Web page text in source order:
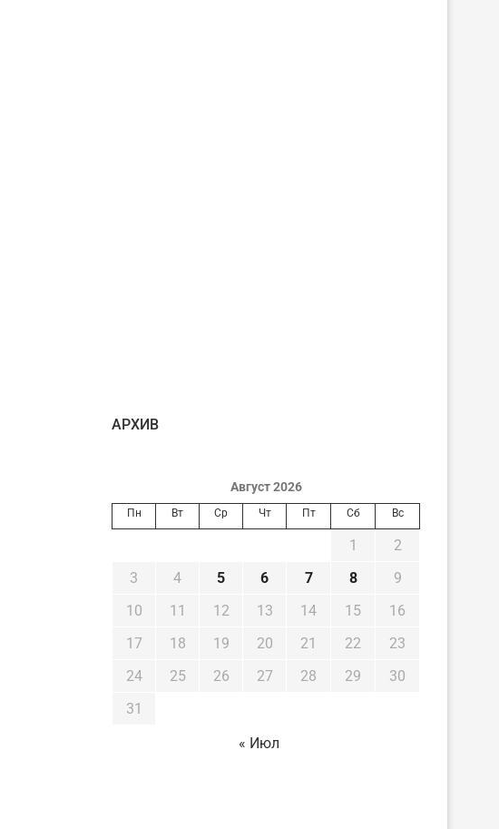
AРХИВ
Август 2026
Пн Вт Ср Чт Пт Сб Вс
1
2
3
4 5 6 7 8
9
10
11 12 13 14 15
16
17
18 19 20 21 22
23
24
25 26 27 28 29
30
31
« Июл